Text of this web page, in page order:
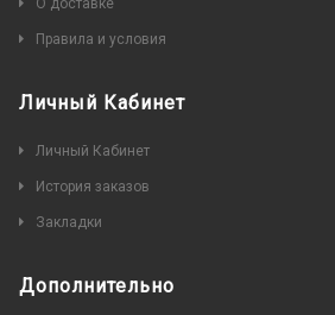
О доставке
Правила и условия
Личный Кабинет
Личный Кабинет
История заказов
Закладки
Дополнительно